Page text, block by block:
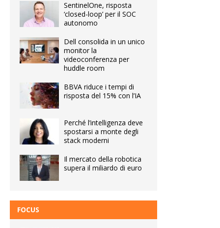
SentinelOne, risposta
‘closed-loop’ per il SOC
autonomo
Dell consolida in un unico
monitor la
videoconferenza per
huddle room
BBVA riduce i tempi di
risposta del 15% con l’IA
Perché l’intelligenza deve
spostarsi a monte degli
stack moderni
Il mercato della robotica
supera il miliardo di euro
FOCUS